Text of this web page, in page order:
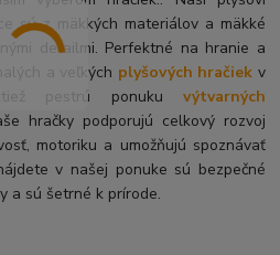
sú z mäkkých materiálov a mäkké
detailmi. Perfektné na hranie a
a veľkých plyšových hračiek v
pestrú ponuku výtvarných
hračky podporujú celkový rozvoj
motoriku a umožňujú spoznávať
v našej ponuke sú bezpečné
a sú šetrné k prírode.